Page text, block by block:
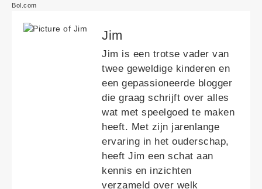
Bol.com
Jim
Jim is een trotse vader van
twee geweldige kinderen en
een gepassioneerde blogger
die graag schrijft over alles
wat met speelgoed te maken
heeft. Met zijn jarenlange
ervaring in het ouderschap,
heeft Jim een schat aan
kennis en inzichten
verzameld over welk